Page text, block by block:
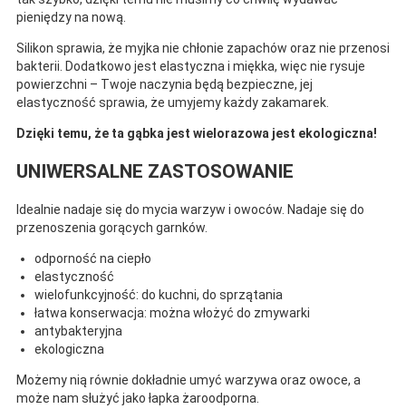
pieniędzy na nową.
Silikon sprawia, że myjka nie chłonie zapachów oraz nie przenosi
bakterii. Dodatkowo jest elastyczna i miękka, więc nie rysuje
powierzchni – Twoje naczynia będą bezpieczne, jej
elastyczność sprawia, że umyjemy każdy zakamarek.
Dzięki temu, że ta gąbka jest wielorazowa jest ekologiczna!
UNIWERSALNE ZASTOSOWANIE
Idealnie nadaje się do mycia warzyw i owoców. Nadaje się do
przenoszenia gorących garnków.
odporność na ciepło
elastyczność
wielofunkcyjność: do kuchni, do sprzątania
łatwa konserwacja: można włożyć do zmywarki
antybakteryjna
ekologiczna
Możemy nią równie dokładnie umyć warzywa oraz owoce, a
może nam służyć jako łapka żaroodporna.